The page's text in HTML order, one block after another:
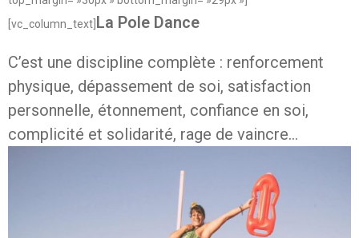
[vc_column_text] La Pole Dance
C’est une discipline complète : renforcement
physique, dépassement de soi, satisfaction
personnelle, étonnement, confiance en soi,
complicité et solidarité, rage de vaincre…